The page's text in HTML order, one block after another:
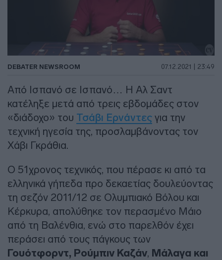
DEBATER NEWSROOM 07.12.2021 | 23:49
Από Ισπανό σε Ισπανό… Η Αλ Σαντ
κατέληξε μετά από τρεις εβδομάδες στον
«διάδοχο» του Τσάβι Ερνάντες για την
τεχνική ηγεσία της, προσλαμβάνοντας τον
Χάβι Γκράθια.
Ο 51χρονος τεχνικός, που πέρασε κι από τα
ελληνικά γήπεδα προ δεκαετίας δουλεύοντας
τη σεζόν 2011/12 σε Ολυμπιακό Βόλου και
Κέρκυρα, απολύθηκε τον περασμένο Μάιο
από τη Βαλένθια, ενώ στο παρελθόν έχει
περάσει από τους πάγκους των
Γουότφορντ, Ρούμπιν Καζάν, Μάλαγα και